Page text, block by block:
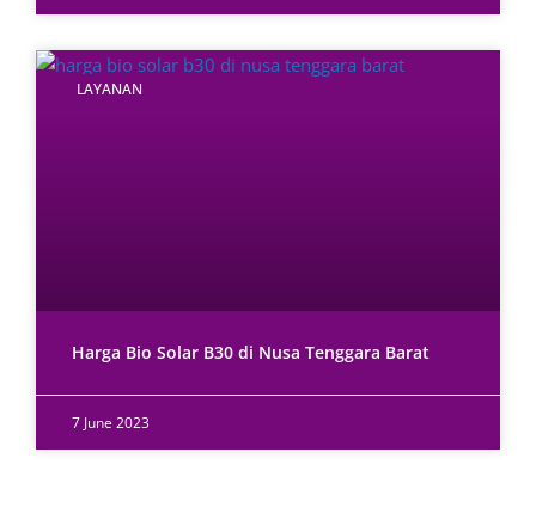
LAYANAN
Harga Bio Solar B30 di Nusa Tenggara Barat
7 June 2023